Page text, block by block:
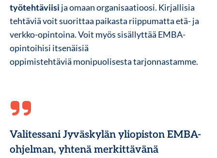
työtehtäviisi ja omaan organisaatioosi. Kirjallisia
tehtäviä voit suorittaa paikasta riippumatta etä- ja
verkko-opintoina. Voit myös sisällyttää EMBA-
opintoihisi itsenäisiä
oppimistehtäviä monipuolisesta tarjonnastamme.
Valitessani Jyväskylän yliopiston EMBA-
ohjelman, yhtenä merkittävänä